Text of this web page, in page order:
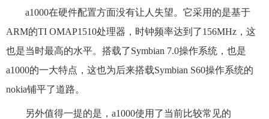
a1000在硬件配置方面没有让人失望。它采用的是基于
ARM的TI OMAP1510处理器，时钟频率达到了156MHz，这
也是当时最高的水平。搭载了Symbian 7.0操作系统，也是
a1000的一大特点，这也为后来搭载Symbian S60操作系统的
nokia铺平了道路。
另外值得一提的是，a1000使用了当前比较常见的